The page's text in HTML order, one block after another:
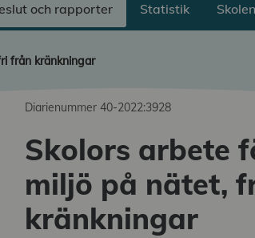
och rapporter Statistik
från kränkningar
Diarienummer 40-2022:3928
Skolors arbete
miljö på nätet,
kränkningar